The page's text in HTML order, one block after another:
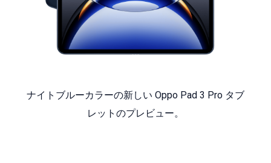
ナイトブルーカラーの新しい Oppo Pad 3 Pro タブ
レットのプレビュー。